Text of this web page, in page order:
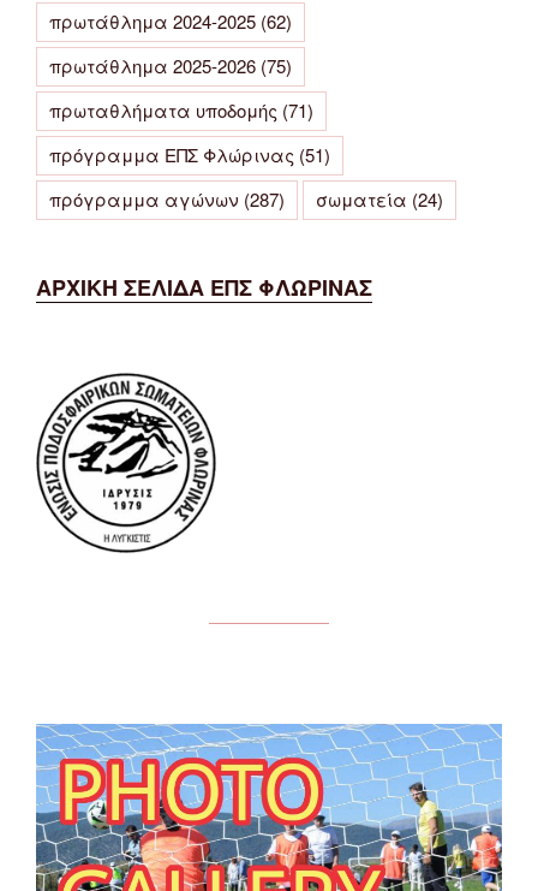
πρωτάθλημα 2024-2025 (62)
πρωτάθλημα 2025-2026 (75)
πρωταθλήματα υποδομής (71)
πρόγραμμα ΕΠΣ Φλώρινας (51)
πρόγραμμα αγώνων (287) σωματεία (24)
ΑΡΧΙΚΗ ΣΕΛΙΔΑ ΕΠΣ ΦΛΩΡΙΝΑΣ